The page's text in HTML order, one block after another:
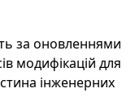
за оновленнями
модифікацій для
інженерних